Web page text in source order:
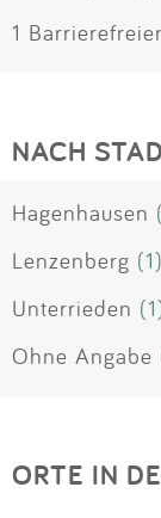
1
NACH
Hagenhausen
Lenzenberg (1)
Unterrieden
Ohne Angabe
ORTE IN